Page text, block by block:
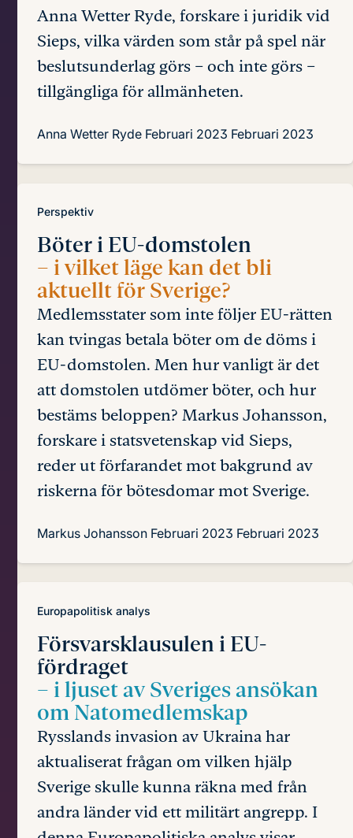
Anna Wetter Ryde, forskare i juridik vid
Sieps, vilka värden som står på spel när
beslutsunderlag görs – och inte görs –
tillgängliga för allmänheten.
Anna Wetter Ryde Februari 2023 Februari 2023
Perspektiv
Böter i EU-domstolen
– i vilket läge kan det bli
aktuellt för Sverige?
Medlemsstater som inte följer EU-rätten
kan tvingas betala böter om de döms i
EU-domstolen. Men hur vanligt är det
att domstolen utdömer böter, och hur
bestäms beloppen? Markus Johansson,
forskare i statsvetenskap vid Sieps,
reder ut förfarandet mot bakgrund av
riskerna för bötesdomar mot Sverige.
Markus Johansson Februari 2023 Februari 2023
Europapolitisk analys
Försvarsklausulen i EU-
fördraget
– i ljuset av Sveriges ansökan
om Natomedlemskap
Rysslands invasion av Ukraina har
aktualiserat frågan om vilken hjälp
Sverige skulle kunna räkna med från
andra länder vid ett militärt angrepp. I